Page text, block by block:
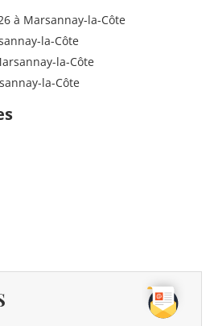
à Marsannay-la-Côte
la-Côte
la-Côte
la-Côte